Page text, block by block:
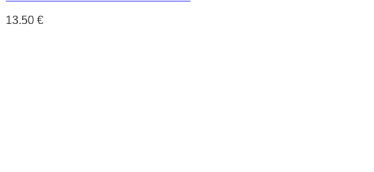
13.50 €